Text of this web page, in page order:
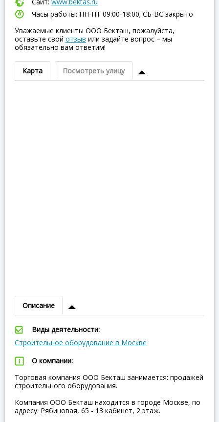
Часы работы: ПН-ПТ 09:00-18:00; СБ-ВC закрыто
Уважаемые клиенты ООО Бекташ, пожалуйста,
оставьте свой отзыв или задайте вопрос – мы
обязательно вам ответим!
Карта Посмотреть улицу
Описание
Виды деятельности:
Строительное оборудование в Москве
О компании:
Торговая компания ООО Бекташ занимается: продажей
строительного оборудования.
Компания ООО Бекташ находится в городе Москве, по
адресу: Рябиновая, 65 - 13 кабинет, 2 этаж.